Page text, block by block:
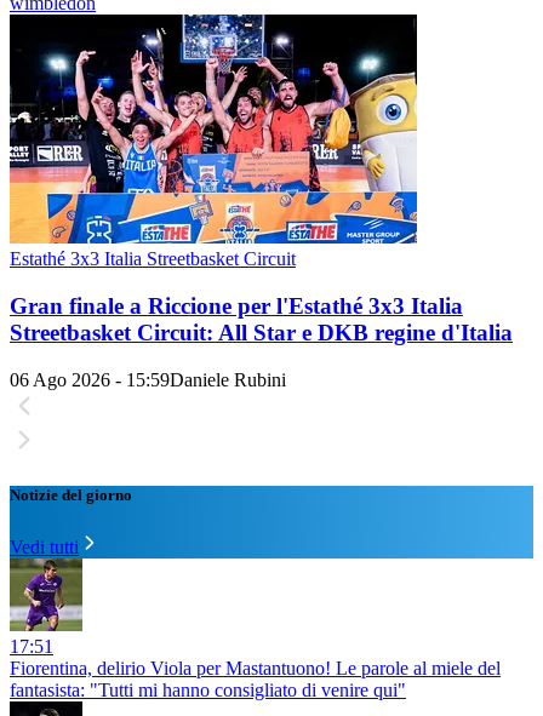
Estathé 3x3 Italia Streetbasket Circuit
Gran finale a Riccione per l'Estathé 3x3 Italia
Streetbasket Circuit: All Star e DKB regine d'Italia
06 Ago 2026 - 15:59Daniele Rubini
Notizie del giorno
Vedi tutti
17:51
Fiorentina, delirio Viola per Mastantuono! Le parole al miele del
fantasista: "Tutti mi hanno consigliato di venire qui"